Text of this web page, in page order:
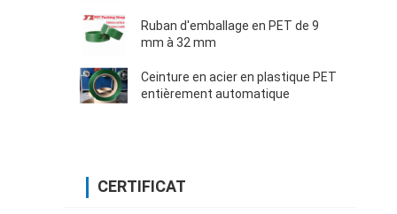
Ruban d'emballage en PET de 9
mm à 32 mm
Ceinture en acier en plastique PET
entièrement automatique
CERTIFICAT